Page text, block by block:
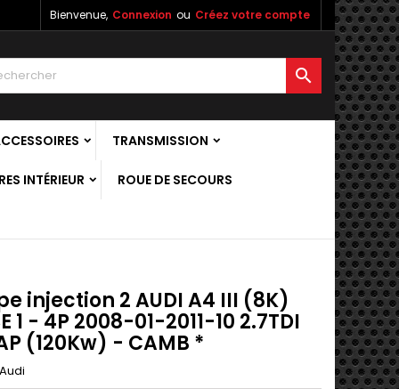
Bienvenue, Connexion ou Créez votre compte

TRANSMISSION
INTÉRIEUR ROUE DE SECOURS
injection 2 AUDI A4 III (8K)
1 - 4P 2008-01-2011-10 2.7TDI
(120Kw) - CAMB *
Audi